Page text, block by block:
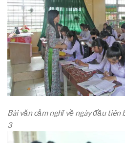
Bài văn cảm nghĩ về ngày đầu
3